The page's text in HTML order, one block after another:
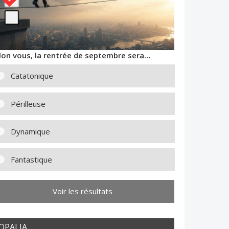
vous, la rentrée de septembre sera…
Catatonique
Périlleuse
Dynamique
Fantastique
Voir les résultats